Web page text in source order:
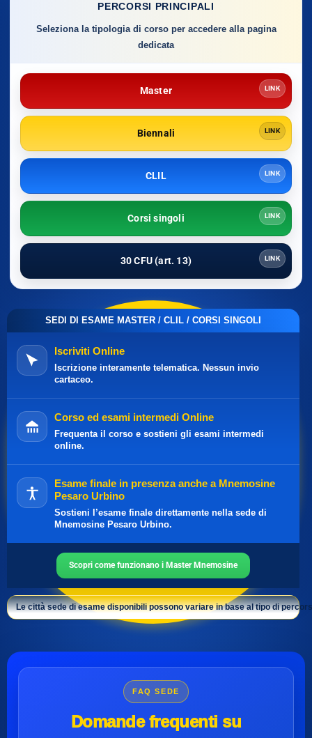
PERCORSI PRINCIPALI
Seleziona la tipologia di corso per accedere alla pagina
dedicata
Master LINK
Biennali LINK
CLIL LINK
Corsi singoli LINK
30 CFU (art. 13) LINK
SEDI DI ESAME MASTER / CLIL / CORSI SINGOLI
Iscriviti Online
Iscrizione interamente telematica. Nessun invio
cartaceo.
Corso ed esami intermedi Online
Frequenta il corso e sostieni gli esami intermedi
online.
Esame finale in presenza anche a Mnemosine
Pesaro Urbino
Sostieni l’esame finale direttamente nella sede di
Mnemosine Pesaro Urbino.
Scopri come funzionano i Master Mnemosine
Le città sede di esame disponibili possono variare in base al tipo di
FAQ SEDE
Domande frequenti su